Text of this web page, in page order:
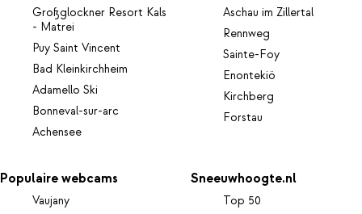
Großglockner Resort Kals
- Matrei
Puy Saint Vincent
Bad Kleinkirchheim
Adamello Ski
Bonneval-sur-arc
Achensee
Aschau im Zillertal
Rennweg
Sainte-Foy
Enontekiö
Kirchberg
Forstau
Populaire webcams
Vaujany
Sneeuwhoogte.nl
Top 50